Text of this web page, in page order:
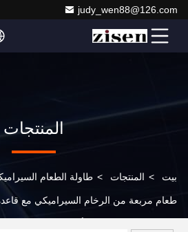
judy_wen88@126.com
المنتجات
بيت > المنتجات > طاولة الطعام
طعام مربعة من الرخام السيراميكي مع